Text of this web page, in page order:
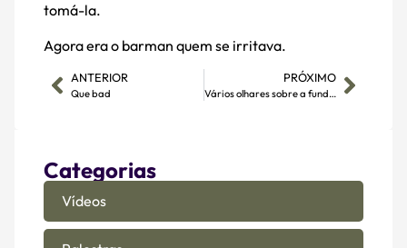
tomá-la.
Agora era o barman quem se irritava.
ANTERIOR
Que bad
PRÓXIMO
Vários olhares sobre a fundação da mesma Salto IV
Categorias
Vídeos